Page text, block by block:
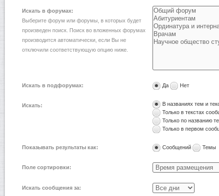
Искать в форумах:
Выберите форум или форумы, в которых будет
произведен поиск. Поиск во вложенных форумах
производится автоматически, если Вы не
отключили соответствующую опцию ниже.
Искать в подфорумах: Да Нет
Искать:
В названиях тем и
Только в текстах
Только по названию
Только в первом
Показывать результаты как: Сообщений Темы
Поле сортировки:
Искать сообщения за: